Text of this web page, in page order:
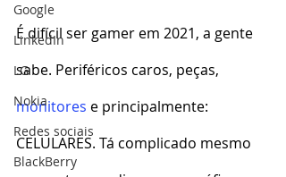
Google
LinkedIn
LG
Nokia
Redes sociais
BlackBerry
É difícil ser gamer em 2021, a gente
sabe. Periféricos caros, peças,
monitores e principalmente:
CELULARES. Tá complicado mesmo